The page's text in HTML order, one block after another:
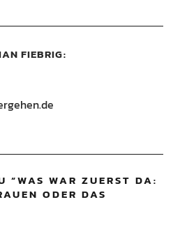
FIEBRIG
“WAS WAR ZUERST DA:
ODER DAS